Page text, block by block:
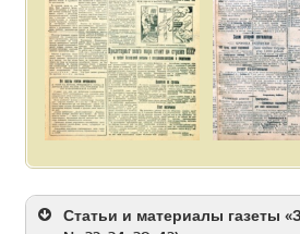
Статьи и материалы газеты